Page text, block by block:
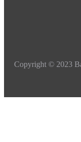
Copyright © 2023